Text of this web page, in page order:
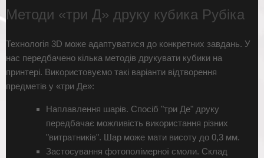
Методи «три Д» друку кубика Рубіка
Технологія 3D може адаптуватися до конкретних завдань. У
нас передбачено кілька методів друкувати кубики на
принтері. Використовуємо такі варіанти відтворення
предметів у «три Де»:
Наплавлення шарів. Спосіб "три Де" друку
передбачає можливість використання різних
"витратників". Шар може мати висоту до 0,3 мм.
Застосування фотополімерної смоли. Склад